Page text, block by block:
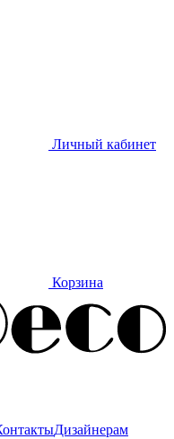
Личный кабинет
Корзина
Дизайнерам